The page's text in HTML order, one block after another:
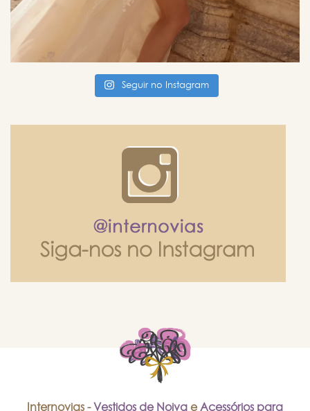
Seguir no Instagram
Internovias - Vestidos de Noiva e Acessórios para